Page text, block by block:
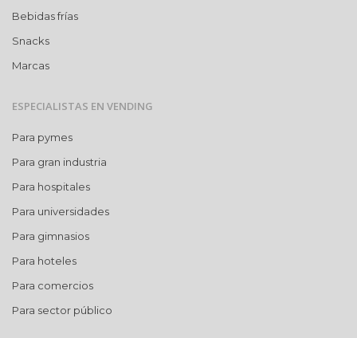
Bebidas frías
Snacks
Marcas
ESPECIALISTAS EN VENDING
Para pymes
Para gran industria
Para hospitales
Para universidades
Para gimnasios
Para hoteles
Para comercios
Para sector público